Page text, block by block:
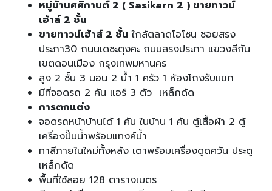
หมู่บ้านศศิกานต์ 2 ( Sasikarn 2 ) ขายทาวน์
เฮ้าส์ 2 ชั้น
ขายทาวน์เฮ้าส์ 2 ชั้นใกล้ตลาดโอโซน ซอยสรง
ประภา30 ถนนเดชะตุงคะ ถนนสรงประภา แขวงสีกัน
เขตดอนเมือง กรุงเทพมหานคร
สูง 2 ชั้น 3 นอน 2 น้ำ 1 ครัว 1 ห้องโถงรับแขก
มีที่จอดรถ 2 คัน แอร์ 3 ตัว เหล็กดัด
การตกแต่ง
จอดรถหน้าบ้านได้ 1 คัน ในบ้าน 1 คัน ตู้เสื้อผ้า 2 ตู้
เครื่องปั๊มน้ำพร้อมแทงค์น้ำ
ทาสีภายในใหม่ทั้งหลัง เตาพร้อมเครื่องดูดควัน ประตู
เหล็กดัด
พื้นที่ใช้สอย 128 ตารางเมตร